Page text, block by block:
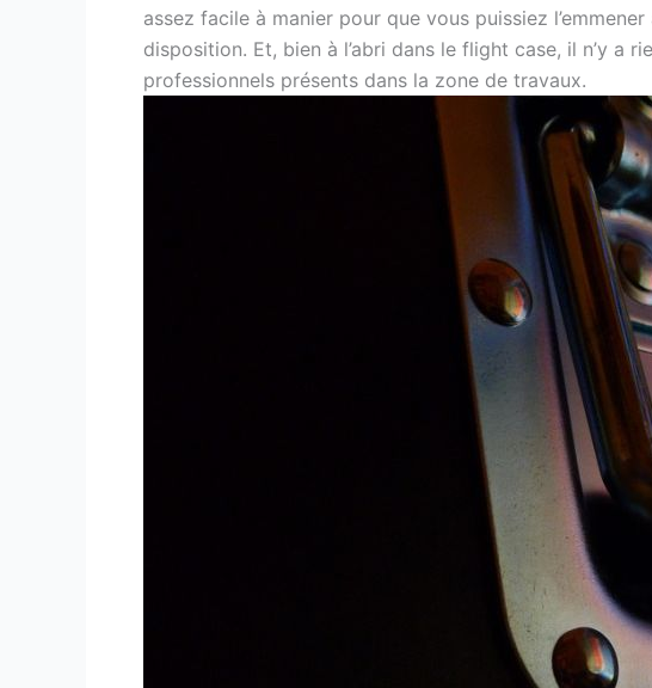
assez facile à manier pour que vous puissiez
disposition. Et, bien à l’abri dans le flight case, il n’y a
professionnels présents dans la zone de travaux.